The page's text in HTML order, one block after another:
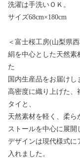
洗濯は手洗いＯＫ。
サイズ68cm×180cm
＜富士桜工房(山梨県
絹を中心とした天然素
た
国内生産品をお届けし
高密度に織り上げた、
タイと、
天然素材を軽く、柔
ストールを中心に展開
デザインは現代様式に
入れました。